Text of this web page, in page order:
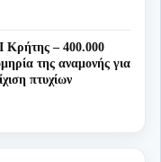
Κρήτης – 400.000
της αναμονής για
πτυχίων